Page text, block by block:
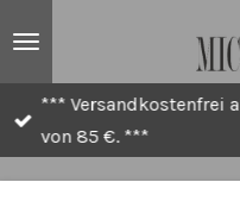
*** Versandkostenfrei
von 85 €. ***